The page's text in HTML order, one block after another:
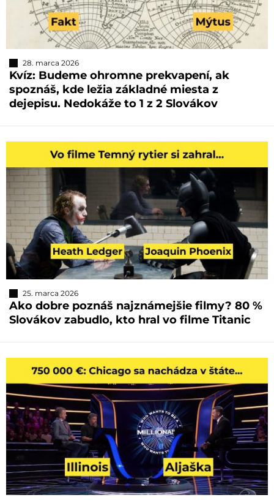
28. marca 2026
Kvíz: Budeme ohromne prekvapení, ak
spoznáš, kde ležia základné miesta z
dejepisu. Nedokáže to 1 z 2 Slovákov
25. marca 2026
Ako dobre poznáš najznámejšie filmy? 80 %
Slovákov zabudlo, kto hral vo filme Titanic